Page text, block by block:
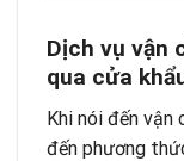
Dịch vụ vận
qua cửa
Khi nói đến vận
đến phương